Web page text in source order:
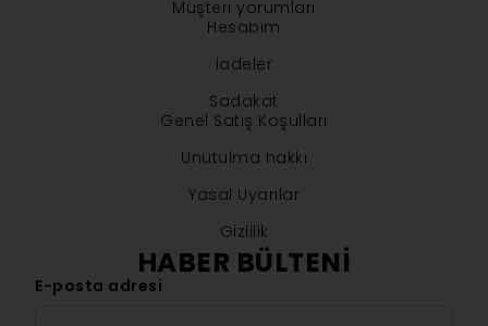
Müşteri yorumları
Hesabım
İadeler
Sadakat
Genel Satış Koşulları
Unutulma hakkı
Yasal Uyarılar
Gizlilik
HABER BÜLTENI
E-posta adresi